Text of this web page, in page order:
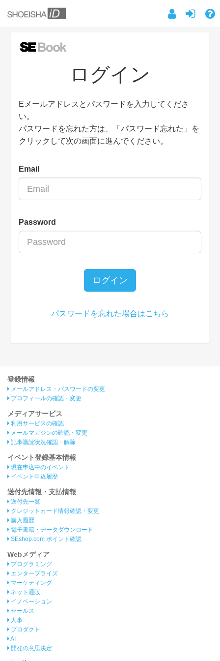
ログイン
Eメールアドレスとパスワードを入力してくださ
い。
パスワードを忘れた方は、「パスワード忘れた」を
クリックして次の画面に進んでください。
Email
Password
ログイン
パスワードを忘れた場合はこちら
登録情報
メールアドレス・パスワードの変更
プロフィールの確認・変更
メディアサービス
利用サービスの確認
メールマガジンの確認・変更
記事購読状況確認・解除
イベント登録基本情報
現在申込中のイベント
イベント申込履歴
送付先情報・支払情報
送付先一覧
クレジットカード情報確認・変更
購入履歴
電子書籍・データダウンロード
SEshop.com ポイント確認
Webメディア
プログラミング
エンタープライズ
マーケティング
ネット通販
イノベーション
セールス
人事
プロダクト
AI
開発の意思決定